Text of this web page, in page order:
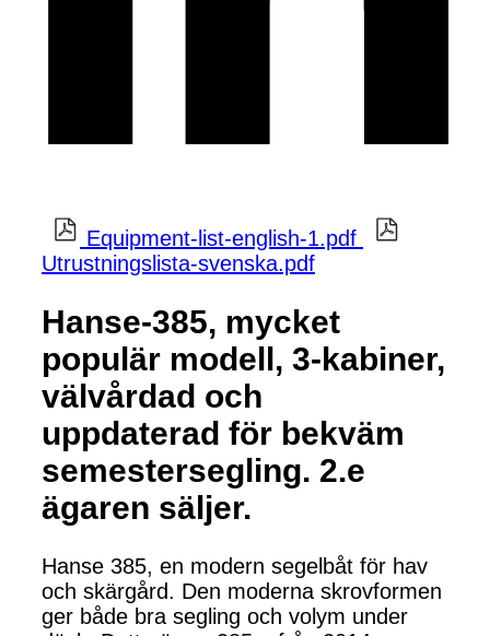
Equipment-list-english-1.pdf
Utrustningslista-svenska.pdf
Hanse-385, mycket
populär modell, 3-kabiner,
välvårdad och
uppdaterad för bekväm
semestersegling. 2.e
ägaren säljer.
Hanse 385, en modern segelbåt för hav
och skärgård. Den moderna skrovformen
ger både bra segling och volym under